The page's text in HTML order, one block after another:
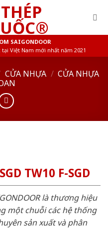
SAIGONDOOR
Việt Nam mới nhất năm 2021
CỬA NHỰA / CỬA NHỰA
TW10 F-SGD
là thương hiệu
một chuỗi các hệ thống
sản xuất và phân